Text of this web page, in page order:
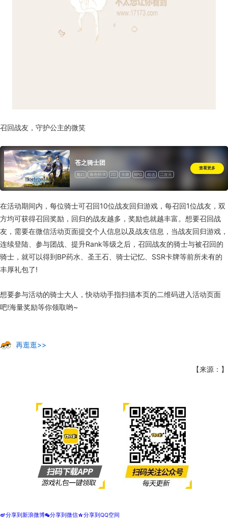
召回战友，守护公主的微笑
苍之骑士团
魔幻 角色扮演 2D 卡牌 RPG 精选
二次元
查看更多
在活动期间内，每位骑士可召回10位战友回归游戏，每召回1位战友，双
方均可获得召回奖励，回归的战友越多，奖励也就越丰富。想要召回战
友，需要在微信活动页面提交个人信息以及战友信息，当战友回归游戏，
连续登陆、参与团战、提升Rank等级之后，召回战友的骑士与被召回的
骑士，就可以得到BP药水、圣王石、骑士记忆、SSR卡牌等前所未有的
丰厚礼包了!
想要参与活动的骑士大人，快动动手指扫描本页的二维码进入活动页面
吧!海量奖励等你领取哟~
再逛逛>>
【来源：】
t分享到新浪微博w分享到微信z分享到QQ空间